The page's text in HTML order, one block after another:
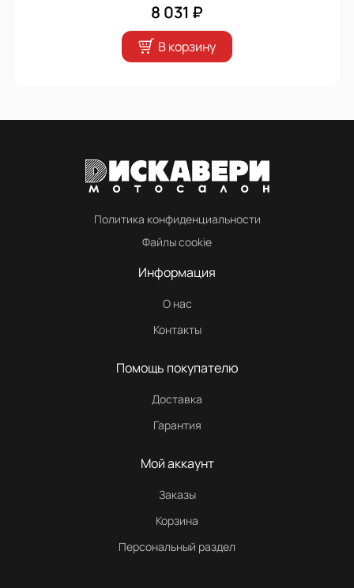
8 031 ₽
В корзину
Политика конфиденциальности
Файлы cookie
Информация
О нас
Контакты
Помощь покупателю
Доставка
Гарантия
Мой аккаунт
Заказы
Корзина
Персональный раздел